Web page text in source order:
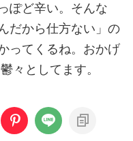
ぽど辛い。そんな
だから仕方ない」の
ってくるね。おかげ
々としてます。